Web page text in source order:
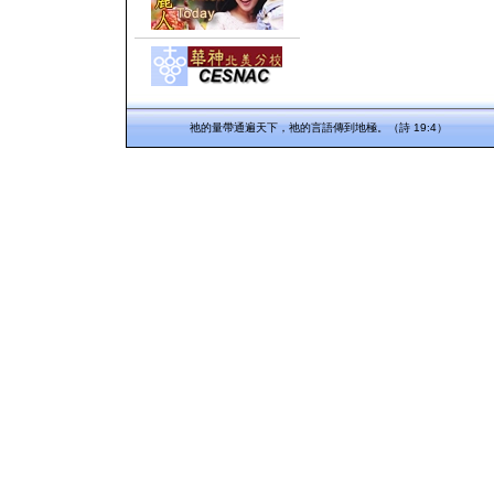
祂的量帶通遍天下，祂的言語傳到地極。（詩 19:4）